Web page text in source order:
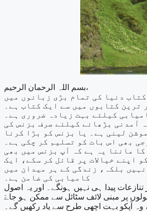
بسم اللہ الرحمان الرحیم،
جاچکی ہیں۔ یہ کتاب دنیا کی تمام بڑی زبانوں میں
کتابوں میں سے ایک کتاب ہے۔
کیلئے بہت زیادہ ضروری ہے۔
آمدنی بڑھانے کیلئے صرف بزنس کی
لینی ہے۔ یا بزنس کو بڑا کرنا
بھی اس بات کو تسلیم کر چکی ہے۔
ماننا یہ ہے کہ آپ بزنس میں بھی
اپنے خیالات پر قائل کر سکے، ایک
بلکہ، زندگی کے ہر میدان میں
کامیابی کی ضامن ہے۔
پیدا ہی نہیں ہونگے۔ اور یہ اصول
پر مبنی لائف سٹائل سے ممکن ہو جاےَ
آپکو بہت اچھی طرح سے یاد رکھیں گے۔